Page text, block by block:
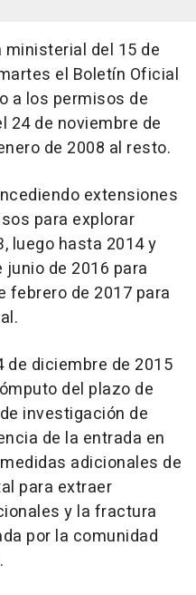
del 15 de
el Boletín Oficial
a los permisos de
24 de noviembre de
de 2008 al resto.
extensiones
para explorar
luego hasta 2014 y
de 2016 para
febrero de 2017 para
de diciembre de 2015
del plazo de
investigación de
de la entrada en
adicionales de
para extraer
y la fractura
por la comunidad